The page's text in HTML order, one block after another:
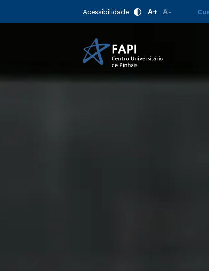
Acessibilidade A+ A-